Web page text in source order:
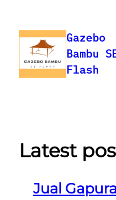
content
Gazebo
Bambu
Flash
Latest
Jual